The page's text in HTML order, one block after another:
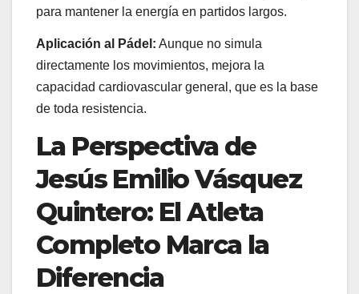
para mantener la energía en partidos largos.
Aplicación al Pádel: Aunque no simula
directamente los movimientos, mejora la
capacidad cardiovascular general, que es la base
de toda resistencia.
La Perspectiva de
Jesús Emilio Vásquez
Quintero: El Atleta
Completo Marca la
Diferencia